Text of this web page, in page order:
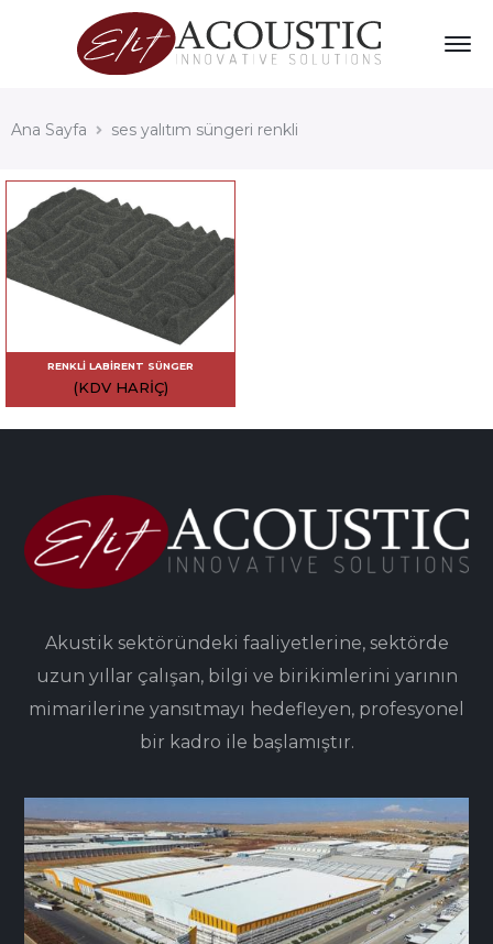
Ana Sayfa ses yalıtım süngeri renkli
RENKLI LABIRENT SÜNGER
(KDV HARIÇ)
Akustik sektöründeki faaliyetlerine, sektörde
uzun yıllar çalışan, bilgi ve birikimlerini yarının
mimarilerine yansıtmayı hedefleyen, profesyonel
bir kadro ile başlamıştır.